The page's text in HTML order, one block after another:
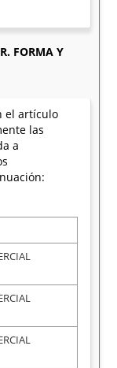
FORMA Y
el artículo
las
a